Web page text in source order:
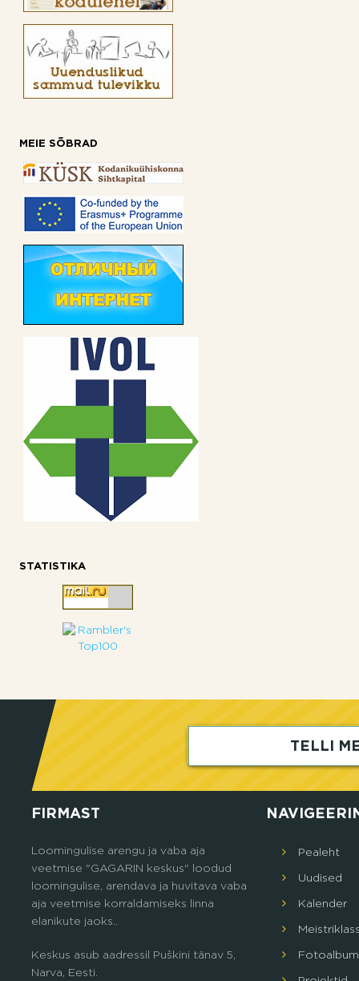
MEIE SÕBRAD
STATISTIKA
TELLI
FIRMAST
Loomingulise arengu ja vaba aja
veetmise "GAGARIN keskus" loodud
loomingulise, arendava ja huvitava vaba
aja veetmise korraldamiseks linna
elanikute jaoks..
Keskus asub aadressil Puškini tänav 5,
Narva, Eesti.
Pealeht
Uudised
Кalender
Fotoalbum